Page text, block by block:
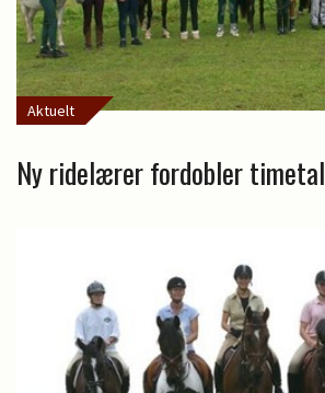
Aktuelt
Ny ridelærer fordobler timetal